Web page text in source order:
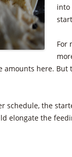
into
For
amounts here.
schedule, the
elongate the